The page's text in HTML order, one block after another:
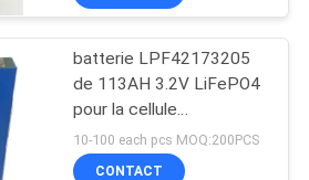
de LiSOCl2
70
batterie LPF42173205
de 113AH 3.2V LiFePO4
pour la cellule
prismatique d'EV et
d'ESS
10-100 each pcs MOQ:200PCS
CONTACT